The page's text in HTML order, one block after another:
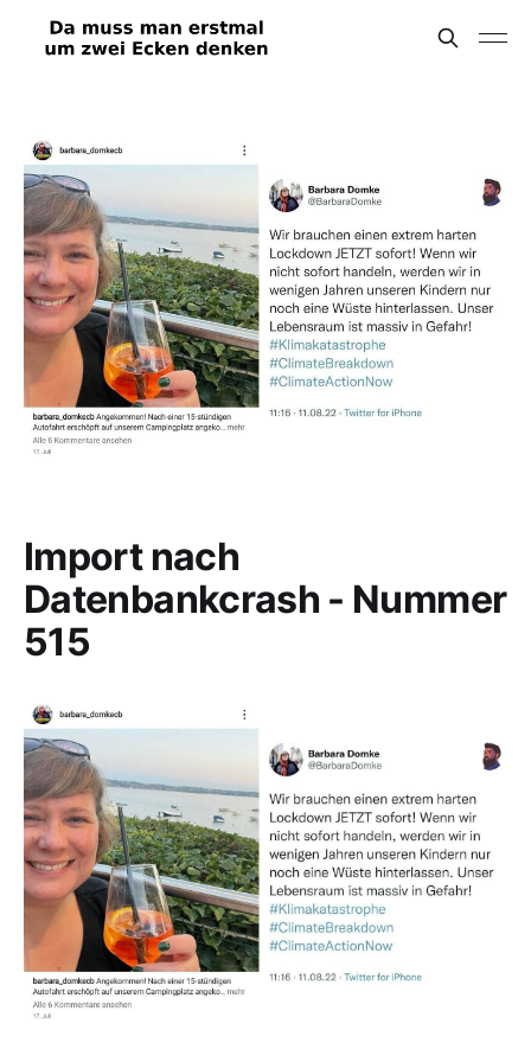
Import nach
Datenbankcrash - Nummer
515